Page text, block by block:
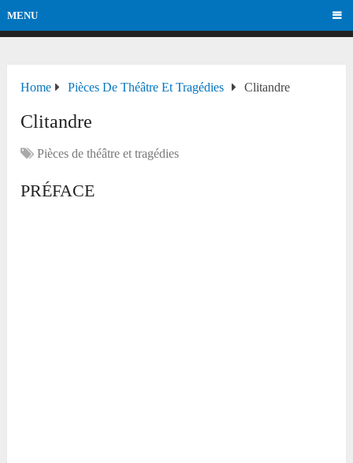
MENU
Home Pièces De Théâtre Et Tragédies Clitandre
Clitandre
Pièces de théâtre et tragédies
PRÉFACE